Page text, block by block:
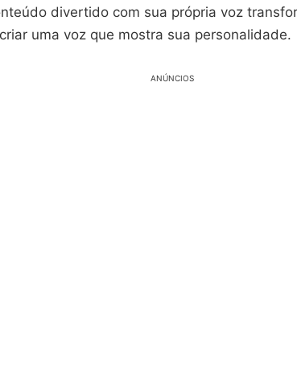
divertido com sua própria voz
uma voz que mostra sua personalidade.
ANÚNCIOS